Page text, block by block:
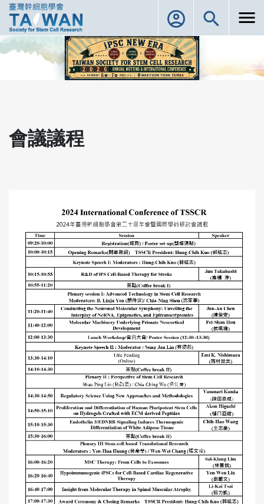
account_circle search menu
會議議程
會議議程